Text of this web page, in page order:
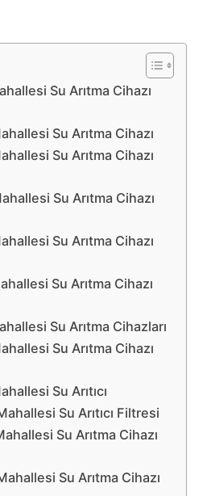
Su Arıtma Cihazı
Su Arıtma Cihazı
Su Arıtma Cihazı
Su Arıtma Cihazı
Su Arıtma Cihazı
Su Arıtma Cihazı
Su Arıtma Cihazları
Su Arıtma Cihazı
Su Arıtıcı
Su Arıtıcı Filtresi
Su Arıtma Cihazı
Su Arıtma Cihazı